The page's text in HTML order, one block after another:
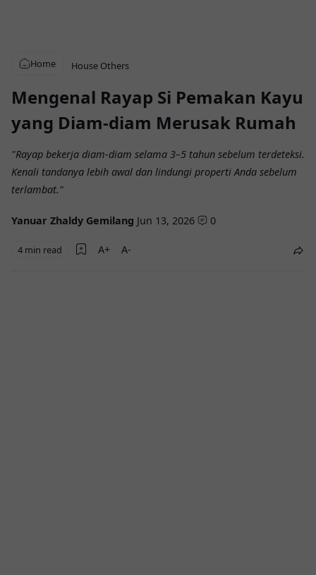
Home House Others
Mengenal Rayap Si Pemakan Kayu
yang Diam-diam Merusak Rumah
"Rayap bekerja diam-diam selama 3–5 tahun sebelum terdeteksi.
Kenali tandanya lebih awal dan lindungi properti Anda sebelum
terlambat."
Yanuar Zhaldy Gemilang Jun 13, 2026 0
4 min read